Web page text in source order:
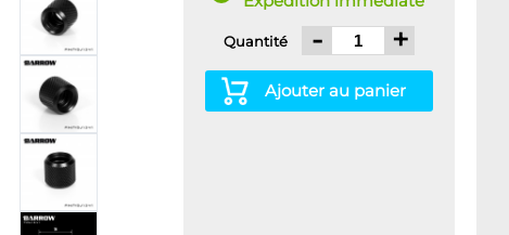
Quantité - +
Ajouter au panier